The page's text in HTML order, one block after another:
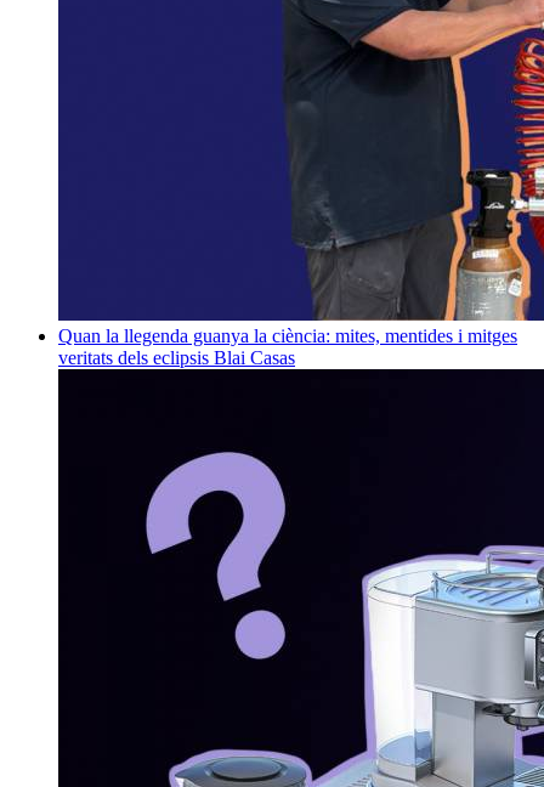
Quan la llegenda guanya la ciència: mites, mentides i mitges
veritats dels eclipsis Blai Casas